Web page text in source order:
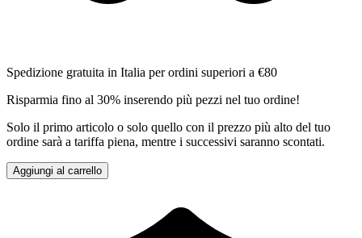
Spedizione gratuita in Italia per ordini superiori a €80
Risparmia fino al 30% inserendo più pezzi nel tuo ordine!
Solo il primo articolo o solo quello con il prezzo più alto del tuo
ordine sarà a tariffa piena, mentre i successivi saranno scontati.
Aggiungi al carrello